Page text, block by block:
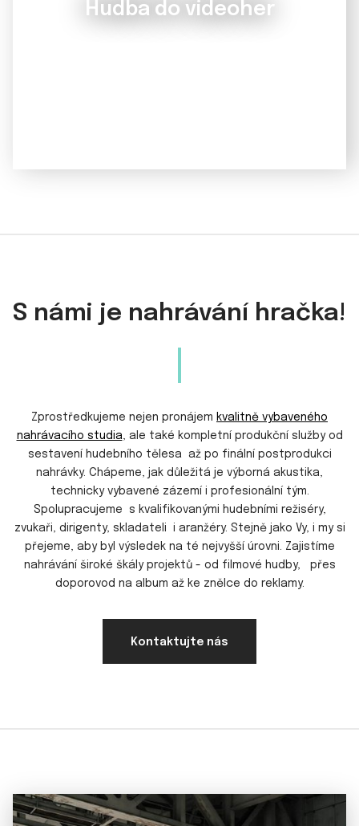
Hudba do videoher
S námi je nahrávání hračka!
Zprostředkujeme nejen pronájem kvalitně vybaveného
nahrávacího studia, ale také kompletní produkční služby od
sestavení hudebního tělesa až po finální postprodukci
nahrávky. Chápeme, jak důležitá je výborná akustika,
technicky vybavené zázemí i profesionální tým.
Spolupracujeme s kvalifikovanými hudebními režiséry,
zvukaři, dirigenty, skladateli i aranžéry. Stejně jako Vy, i my si
přejeme, aby byl výsledek na té nejvyšší úrovni. Zajistíme
nahrávání široké škály projektů - od filmové hudby, přes
doporovod na album až ke znělce do reklamy.
Kontaktujte nás